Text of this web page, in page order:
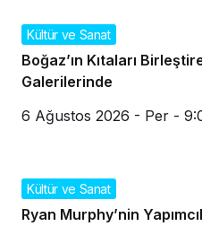
Kültür ve Sanat
Boğaz’ın Kıtaları Birleştiren Ruhu
Galerilerinde
6 Ağustos 2026 - Per -
Kültür ve Sanat
Ryan Murphy’nin